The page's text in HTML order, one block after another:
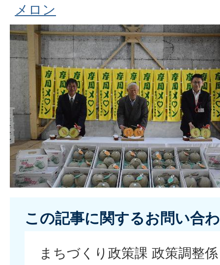
メロン
この記事に関するお問い合
まちづくり政策課 政策調整係